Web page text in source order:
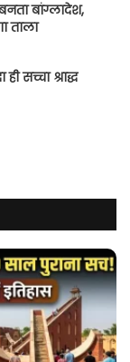
बांग्लादेश,
ताला
सच्चा श्राद्ध